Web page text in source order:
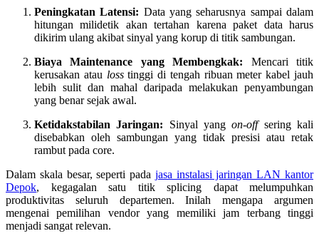
Peningkatan Latensi: Data yang seharusnya sampai dalam
hitungan milidetik akan tertahan karena paket data harus
dikirim ulang akibat sinyal yang korup di titik sambungan.
Biaya Maintenance yang Membengkak: Mencari titik
kerusakan atau losstinggi di tengah ribuan meter kabel jauh
lebih sulit dan mahal daripada melakukan penyambungan
yang benar sejak awal.
Ketidakstabilan Jaringan: Sinyal yangon-offsering kali
disebabkan oleh sambungan yang tidak presisi atau retak
rambut pada core.
Dalam skala besar, seperti pada jasa instalasi jaringan LAN kantor
Depok, kegagalan satu titik splicing dapat melumpuhkan
produktivitas seluruh departemen. Inilah mengapa argumen
mengenai pemilihan vendor yang memiliki jam terbang tinggi
menjadi sangat relevan.